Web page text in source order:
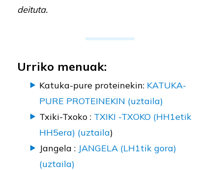
deituta.
Urriko menuak:
Katuka-pure proteinekin: KATUKA-
PURE PROTEINEKIN (uztaila)
Txiki-Txoko : TXIKI -TXOKO (HH1etik
HH5era) (uztaila)
Jangela : JANGELA (LH1tik gora)
(uztaila)